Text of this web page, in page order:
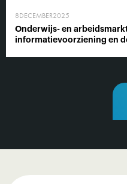
8DECEMBER2025
Onderwijs- en
informatievoorziening en